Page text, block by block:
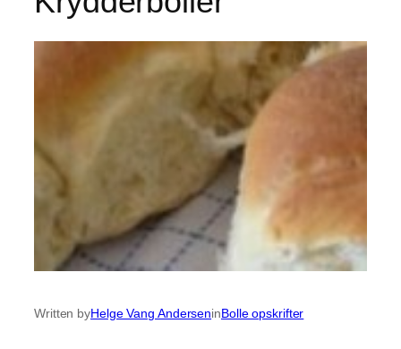
Written byHelge Vang AnderseninBolle opskrifter